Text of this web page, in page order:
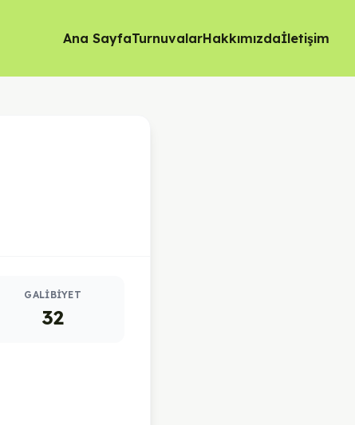
Ana SayfaTurnuvalarHakkımızdaİletişim
GALIBIYET
32